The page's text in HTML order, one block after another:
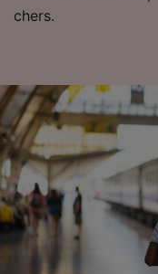
chers.de traçage si
externes,
finalités
Utiliser des
précises.
caractéristiques
l’identification.
informations
contenu
performance
études